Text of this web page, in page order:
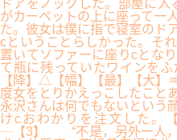
ドアをノックした。部屋に
がカーペットの上に座って一
た。彼女は僕に指で寝室のド
cということらしかった。そ
置いてソファーに座りcとな
て瓶に残っていたワインをふ
【降】△【幅】【最】【大】
度女をとりかえっこしたこと
永沢さんは何でもないという
けcおわかりを注文した。
┄【3】 “不是，另外一人，